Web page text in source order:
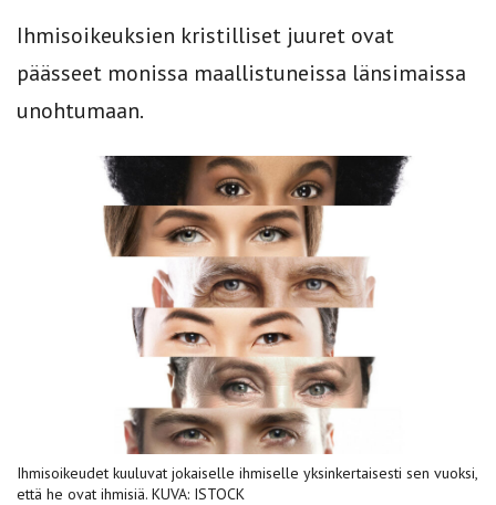
Ihmisoikeuksien kristilliset juuret ovat
päässeet monissa maallistuneissa länsimaissa
unohtumaan.
Ihmisoikeudet kuuluvat jokaiselle ihmiselle yksinkertaisesti sen vuoksi,
että he ovat ihmisiä. KUVA: ISTOCK